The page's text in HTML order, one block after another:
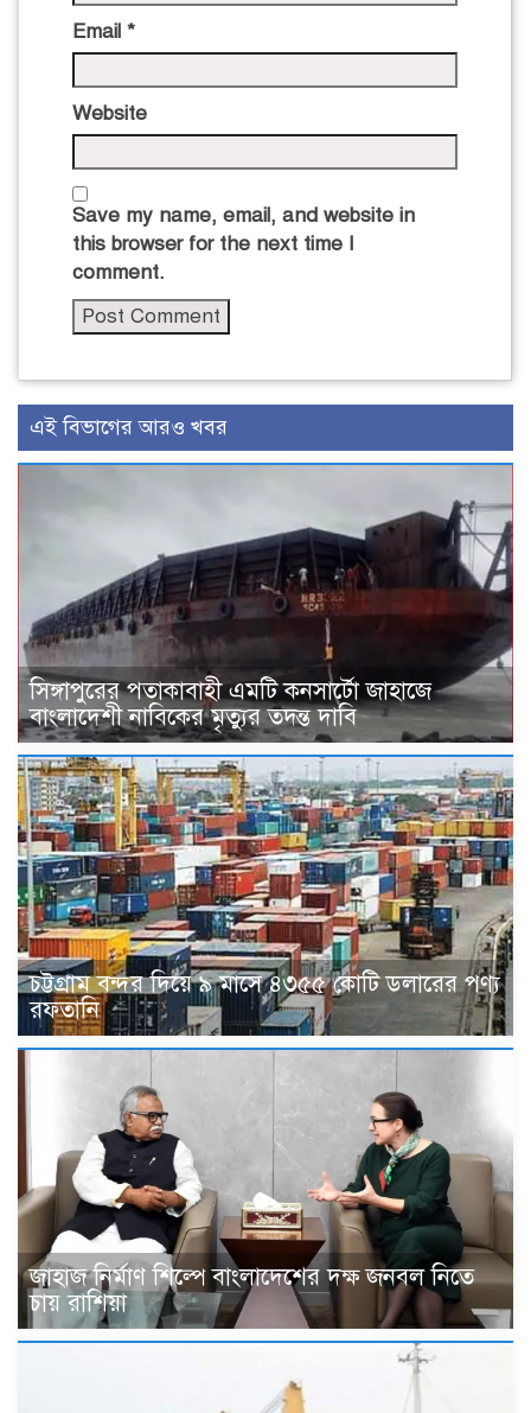
Email *
Website
Save my name, email, and website in
this browser for the next time I
comment.
এই বিভাগের আরও খবর
সিঙ্গাপুরের পতাকাবাহী এমটি কনসার্টো জাহাজে
বাংলাদেশী নাবিকের মৃত্যুর তদন্ত দাবি
চট্টগ্রাম বন্দর দিয়ে ৯ মাসে ৪৩৫৫ কোটি ডলারের পণ্য
রফতানি
জাহাজ নির্মাণ শিল্পে বাংলাদেশের দক্ষ জনবল নিতে
চায় রাশিয়া